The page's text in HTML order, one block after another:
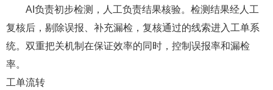
AI负责初步检测，人工负责结果核验。检测结果经人工
复核后，剔除误报、补充漏检，复核通过的线索进入工单系
统。双重把关机制在保证效率的同时，控制误报率和漏检
率。
工单流转